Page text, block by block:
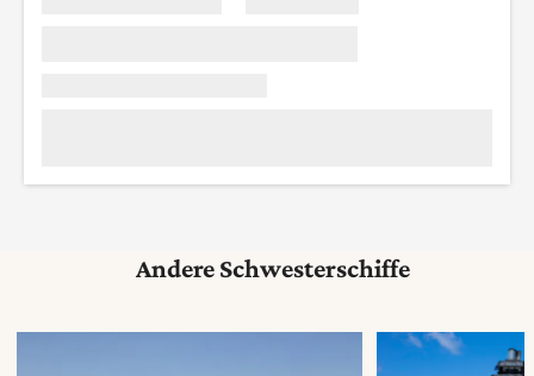
Andere Schwesterschiffe